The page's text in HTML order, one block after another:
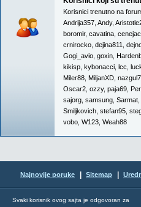
Korisnici trenutno na
Andrija357 Andy,
boromir, cavatina
crnirocko dejina811
Gogi_avio goxin
kikisp kybonacci lcc
Miler88 MiljanXD
Oscar2 ozzy, paja69
sajorg samsung Sarmat
Smiljkovich stefan95
vobo W123 Weah88
Najnovije poruke Sitemap
Svaki korisnik ovog sajta je odgovoran za